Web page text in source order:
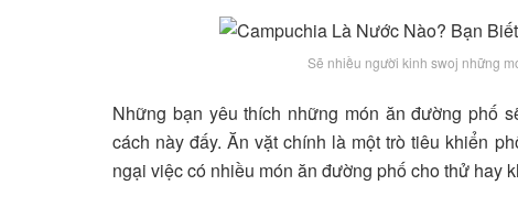
Sẽ nhiều người kinh swoj những
Những bạn yêu thích những món ăn đường phố
cách này đấy. Ăn vặt chính là một trò tiêu khiển
ngại việc có nhiều món ăn đường phố cho thử hay